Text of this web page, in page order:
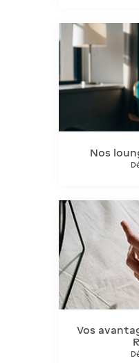
Nos
Vos